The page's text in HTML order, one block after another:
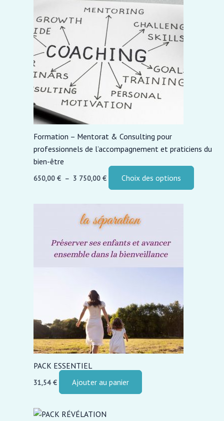
Formation – Mentorat & Consulting pour
professionnels de l’accompagnement et praticiens du
bien-être
650,00 € – 3 750,00 €
650,00 €
à
3
750,00 €
Choix des options
produit
PACK ESSENTIEL
31,54€ Ajouter au panier